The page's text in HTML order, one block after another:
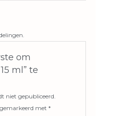
om
ml” te
niet gepubliceerd.
gemarkeerd met*